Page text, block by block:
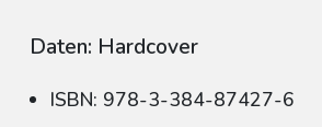
Daten: Hardcover
ISBN: 978-3-384-87427-6